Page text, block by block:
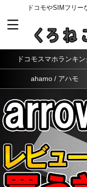
ドコモやSIMフリー
ドコモスマホランキン
ahamo / アハモ